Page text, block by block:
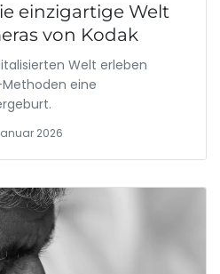
einzigartige Welt
von Kodak
Welt erleben
eine
2026